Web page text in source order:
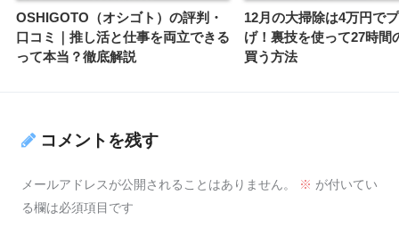
OSHIGOTO（オシゴト）の評判・
口コミ｜推し活と仕事を両立できる
って本当？徹底解説
12月の大掃除は4万円で
げ！裏技を使って27時間
買う方法
コメントを残す
メールアドレスが公開されることはありません。 ※ が付いてい
る欄は必須項目です